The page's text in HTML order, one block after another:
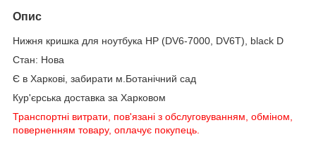
Опис
Нижня кришка для ноутбука HP (DV6-7000, DV6T), black D
Стан: Нова
Є в Харкові, забирати м.Ботанічний сад
Кур'єрська доставка за Харковом
Транспортні витрати, пов'язані з обслуговуванням, обміном,
поверненням товару, оплачує покупець.